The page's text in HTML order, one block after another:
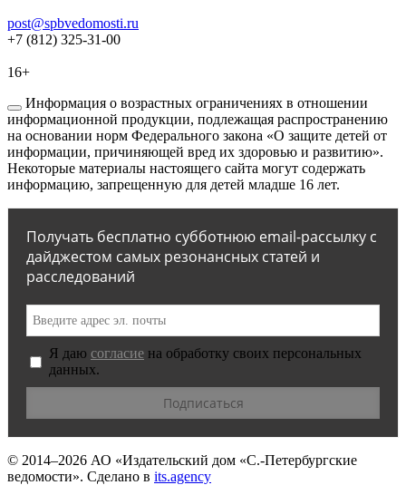
post@spbvedomosti.ru
+7 (812) 325-31-00
16+
Информация о возрастных ограничениях в отношении
информационной продукции, подлежащая распространению
на основании норм Федерального закона «О защите детей от
информации, причиняющей вред их здоровью и развитию».
Некоторые материалы настоящего сайта могут содержать
информацию, запрещенную для детей младше 16 лет.
Получать бесплатно субботнюю email-рассылку с
дайджестом самых резонансных статей и
расследований
Я даю согласие на обработку своих персональных
данных.
© 2014–2026 АО «Издательский дом «С.-Петербургские
ведомости». Сделано в its.agency